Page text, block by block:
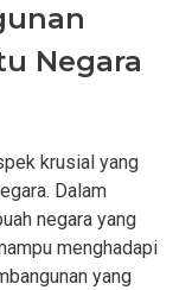
Negara
krusial yang
Dalam
negara yang
menghadapi
yang